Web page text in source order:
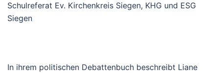
Schulreferat Ev. Kirchenkreis Siegen, KHG und ESG
Siegen
In ihrem politischen Debattenbuch beschreibt Liane